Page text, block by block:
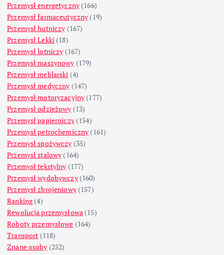
Przemysł energetyczny (166)
Przemysł farmaceutyczny (19)
Przemysł hutniczy (167)
Przemysł Lekki (18)
Przemysł lotniczy (167)
Przemysł maszynowy (179)
Przemysł meblarski (4)
Przemysł medyczny (147)
Przemysł motoryzacyjny (177)
Przemysł odzieżowy (13)
Przemysł papierniczy(154)
Przemysł petrochemiczny (161)
Przemysł spożywczy (35)
Przemysł stalowy (164)
Przemysł tekstylny (177)
Przemysł wydobywczy(160)
Przemysł zbrojeniowy(157)
Ranking(4)
Rewolucja przemysłowa (15)
Roboty przemysłowe (164)
Transport (118)
Znane osoby (252)